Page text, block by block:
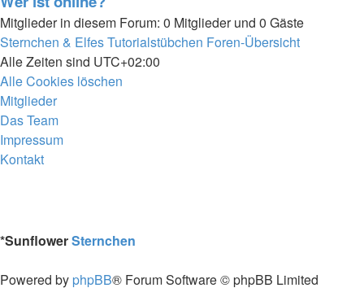
Mitglieder in diesem Forum: 0 Mitglieder und 0 Gäste
Sternchen & Elfes Tutorialstübchen Foren-Übersicht
Alle Zeiten sind UTC+02:00
Alle Cookies löschen
Mitglieder
Das Team
Impressum
Kontakt
*SunflowerSternchen
Powered by phpBB® Forum Software © phpBB Limited